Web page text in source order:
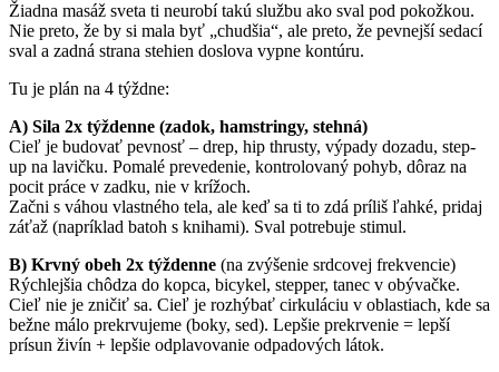
Žiadna masáž sveta ti neurobí takú službu ako sval pod pokožkou.
Nie preto, že by si mala byť „chudšia“, ale preto, že pevnejší sedací
sval a zadná strana stehien doslova vypne kontúru.
Tu je plán na 4 týždne:
A) Sila 2x týždenne (zadok, hamstringy, stehná)
Cieľ je budovať pevnosť – drep, hip thrusty, výpady dozadu, step-
up na lavičku. Pomalé prevedenie, kontrolovaný pohyb, dôraz na
pocit práce v zadku, nie v krížoch.
Začni s váhou vlastného tela, ale keď sa ti to zdá príliš ľahké, pridaj
záťaž (napríklad batoh s knihami). Sval potrebuje stimul.
B) Krvný obeh 2x týždenne (na zvýšenie srdcovej frekvencie)
Rýchlejšia chôdza do kopca, bicykel, stepper, tanec v obývačke.
Cieľ nie je zničiť sa. Cieľ je rozhýbať cirkuláciu v oblastiach, kde sa
bežne málo prekrvujeme (boky, sed). Lepšie prekrvenie = lepší
prísun živín + lepšie odplavovanie odpadových látok.